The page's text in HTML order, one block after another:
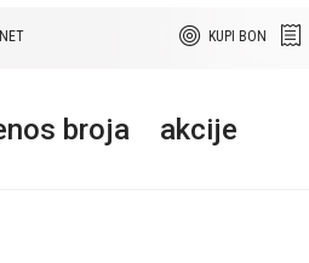
KUPI BON
broja akcije